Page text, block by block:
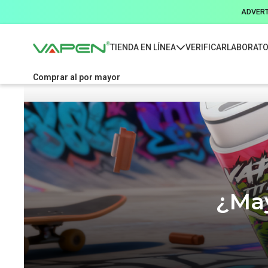
TIENDA EN LÍNEA VERIFICAR
Comprar al por mayor